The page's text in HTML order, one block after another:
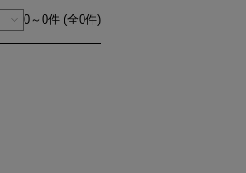
0～0件 (全0件)